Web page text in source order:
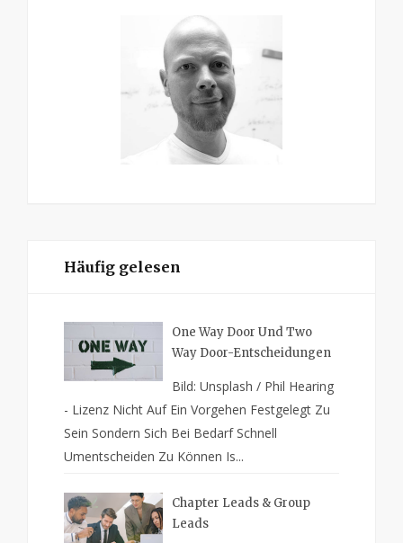
Häufig gelesen
One Way Door Und Two
Way Door-Entscheidungen
Bild: Unsplash / Phil Hearing
- Lizenz Nicht Auf Ein Vorgehen Festgelegt Zu
Sein Sondern Sich Bei Bedarf Schnell
Umentscheiden Zu Können Is...
Chapter Leads & Group
Leads